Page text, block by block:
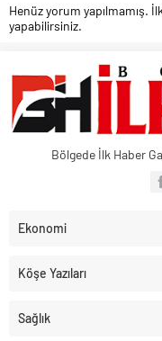
Henüz yorum yapılmamış.
yapabilirsiniz.
Bölgede İlk Haber
Ekonomi
Köşe Yazıları
Sağlık